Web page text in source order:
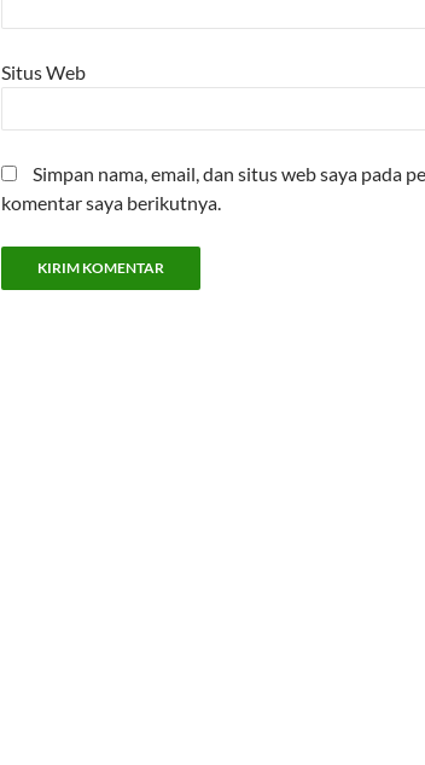
Situs Web
Simpan nama, email, dan situs web saya pada
komentar saya berikutnya.